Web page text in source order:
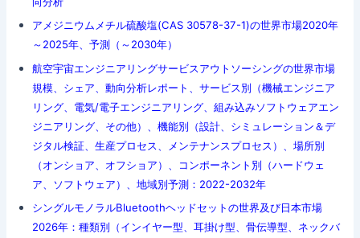
アメジニウムメチル硫酸塩(CAS 30578-37-1)の世界市場2020年
～2025年、予測（～2030年）
航空宇宙エンジニアリングサービスアウトソーシングの世界市場
規模、シェア、動向分析レポート、サービス別（機械エンジニア
リング、電気/電子エンジニアリング、組み込みソフトウェアエン
ジニアリング、その他）、機能別（設計、シミュレーション＆デ
ジタル検証、生産プロセス、メンテナンスプロセス）、場所別
（オンショア、オフショア）、コンポーネント別（ハードウェ
ア、ソフトウェア）、地域別予測：2022-2032年
シングルモノラルBluetoothヘッドセットの世界及び日本市場
2026年：種類別（インイヤー型、耳掛け型、骨伝導型、ネックバ